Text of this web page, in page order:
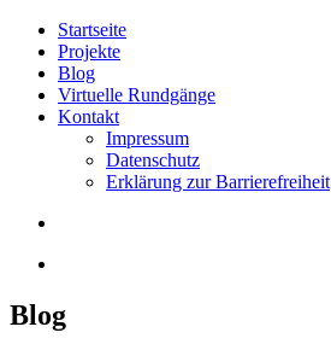
Startseite
Projekte
Blog
Virtuelle Rundgänge
Kontakt
Impressum
Datenschutz
Erklärung zur Barrierefreiheit
Blog